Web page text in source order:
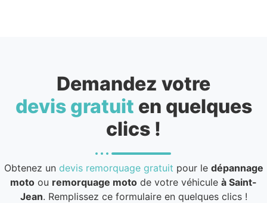
Demandez votre
devis gratuit en quelques
clics !
Obtenez un devis remorquage gratuit pour le dépannage
moto ou remorquage moto de votre véhicule à Saint-
Jean. Remplissez ce formulaire en quelques clics !